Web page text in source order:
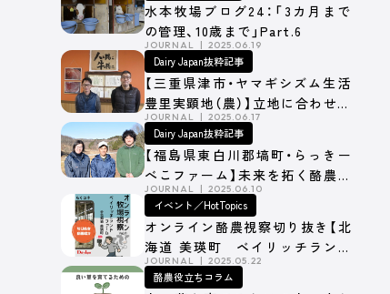
水本牧場ブログ24：「3カ月まで
の管理、10歳まで」Part.6
JOURNAL 2025.06.19
Dairy Japan抜粋記事
【三重県津市・ヤマギシズム生活
豊里実顕地（農）】立地に合わせた
細かな寒冷・暴風対策
JOURNAL 2025.06.17
Dairy Japan抜粋記事
【福島県東白川郡塙町・らっきー
べこファーム】未来を拓く酪農経
営の挑戦
JOURNAL 2025.06.10
イベント／HotTopics
オンライン酪農視察切り抜き【北
海道 美瑛町 ベイリッチランド
ファーム】Part.1
JOURNAL 2025.05.22
酪農役立ちコラム